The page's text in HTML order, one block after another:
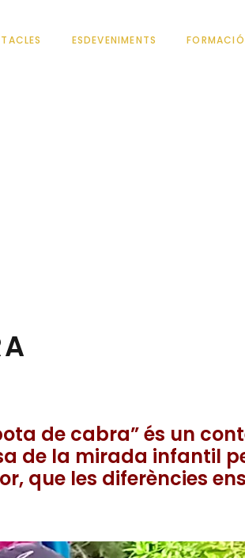
ESDEVENIMENTS FORMACIÓ
de cabra” és un
de la mirada infantil
que les diferències